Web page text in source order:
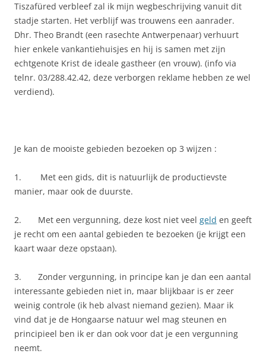
Tiszafüred verbleef zal ik mijn wegbeschrijving vanuit dit
stadje starten. Het verblijf was trouwens een aanrader.
Dhr. Theo Brandt (een rasechte Antwerpenaar) verhuurt
hier enkele vankantiehuisjes en hij is samen met zijn
echtgenote Krist de ideale gastheer (en vrouw). (info via
telnr. 03/288.42.42, deze verborgen reklame hebben ze wel
verdiend).
Je kan de mooiste gebieden bezoeken op 3 wijzen :
1. Met een gids, dit is natuurlijk de productievste
manier, maar ook de duurste.
2. Met een vergunning, deze kost niet veel geld en geeft
je recht om een aantal gebieden te bezoeken (je krijgt een
kaart waar deze opstaan).
3. Zonder vergunning, in principe kan je dan een aantal
interessante gebieden niet in, maar blijkbaar is er zeer
weinig controle (ik heb alvast niemand gezien). Maar ik
vind dat je de Hongaarse natuur wel mag steunen en
principieel ben ik er dan ook voor dat je een vergunning
neemt.